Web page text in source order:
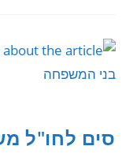
סים לחו"ל